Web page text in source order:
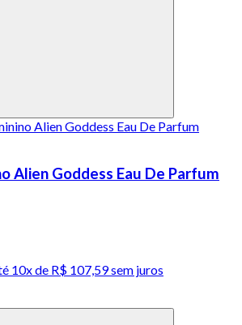
Alien Goddess Eau De Parfum
10x de R$ 107,59 sem juros